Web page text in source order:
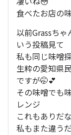
食べたお店の
以前Grassち
いう投稿見て
私も同じ味噌
生粋の愛知県
ですが🤭💕
その味噌でも
レンジ
これもありだ
私もまた違う